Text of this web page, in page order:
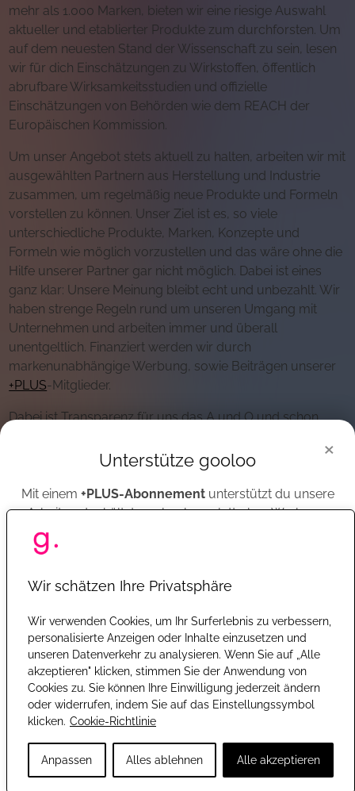
Wir schätzen Ihre Privatsphäre
Wir verwenden Cookies, um Ihr Surferlebnis zu verbessern,
personalisierte Anzeigen oder Inhalte einzusetzen und
unseren Datenverkehr zu analysieren. Wenn Sie auf „Alle
akzeptieren" klicken, stimmen Sie der Anwendung von
Cookies zu. Sie können Ihre Einwilligung jederzeit ändern
oder widerrufen, indem Sie auf das Einstellungssymbol
klicken. Cookie-Richtlinie
Anpassen Alles ablehnen Alle akzeptieren
mehr als 1.000 Marken, bieten wir eine riesige Auswahl
aktueller und etablierter Produkte zum durchforsten. Um
auf dem neuesten Stand der Wissenschaft zu sein, lesen
wir für dich Einschätzungen zu Wirkstoffen, öffentlich
abrufbare Wirksamkeitsstudien und offizielle
Einschätzungen von Behörden wie dem REACH der
Europäischen Kommission.
Um unser Angebot stets aktuell zu halten, arbeiten wir mit
ausgewählten Partnern aus Herstellung und Industrie
zusammen, um regelmäßig neue Produkte und Formeln
vorstellen zu können. Unser Ziel ist es, so viele
unterschiedliche Produkte, Marken, Konzepte und
Formeln wie möglich vorzustellen und das wäre ohne die
Hilfe unserer Partner gar nicht möglich. Dabei ist eines
ganz klar: Unsere Meinung bleibt echt und unbezahlt. Wir
haben strenge Regeln rund um unseren Umgang mit
Unternehmen und arbeiten immer und überall
unentgeltlich. Finanziert werden wir durch
markenunabhängige Werbung, sowie Beiträgen unserer
+PLUS-Mitglieder.
Dabei ist Transparenz für uns das A und O und schon
transparent aufgezeigt haben, wie wir an das vorgestellte
Produkt gekommen sind - ob durch eine Marke
bereitgestellt oder selbst gekauft. Hierfür finden Nutzer
seit 2018 im unteren Abschnitt aller Beiträge auch den
Extrabutton "Wichtige Hinweise", in dem wir klar
darstellen, ob wir das Produkt selbst gekauft haben oder
ausschließlich Produkte aus den Drogerien bei uns zu
finden. Heute testen wir ein riesiges Spektrum an
Produkten. Deshalb schauen wir uns auch Naturkosmetik
Self-Made und Indie-Brands, sowie natürlichvegane
Kosmetikan.
×
Unterstütze gooloo
Mit einem +PLUS-Abonnementunterstützt du unsere
Arbeit und erhältst gooloo komplett ohne Werbung.
Oder registriere dich mit einem kostenlosen Konto, um gooloo
weiter mit Werbung zu nutzen. So kannst Du z.B. einfacher
kommentieren oder an Gewinnspielen teilnehmen.
Kostenlos registrieren
MitGoogleanmelden